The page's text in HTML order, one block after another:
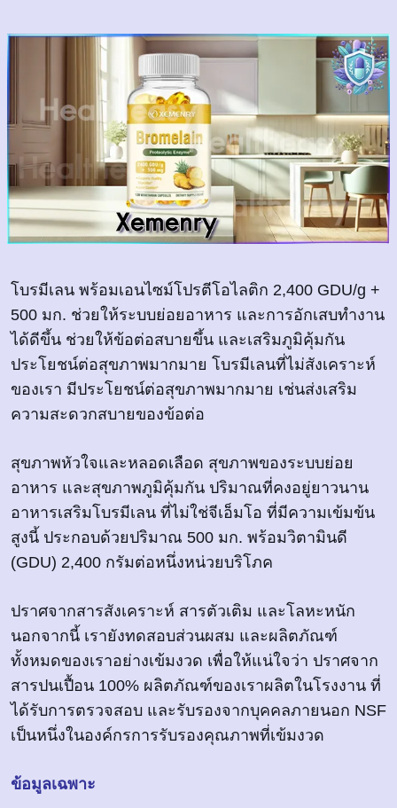
โบรมีเลน พร้อมเอนไซม์โปรตีโอไลติก 2,400 GDU/g +
500 มก. ช่วยให้ระบบย่อยอาหาร และการอักเสบทำงาน
ได้ดีขึ้น ช่วยให้ข้อต่อสบายขึ้น และเสริมภูมิคุ้มกัน
ประโยชน์ต่อสุขภาพมากมาย โบรมีเลนที่ไม่สังเคราะห์
ของเรา มีประโยชน์ต่อสุขภาพมากมาย เช่นส่งเสริม
ความสะดวกสบายของข้อต่อ
สุขภาพหัวใจและหลอดเลือด สุขภาพของระบบย่อย
อาหาร และสุขภาพภูมิคุ้มกัน ปริมาณที่คงอยู่ยาวนาน
อาหารเสริมโบรมีเลน ที่ไม่ใช่จีเอ็มโอ ที่มีความเข้มข้น
สูงนี้ ประกอบด้วยปริมาณ 500 มก. พร้อมวิตามินดี
(GDU) 2,400 กรัมต่อหนึ่งหน่วยบริโภค
ปราศจากสารสังเคราะห์ สารตัวเติม และโลหะหนัก
นอกจากนี้ เรายังทดสอบส่วนผสม และผลิตภัณฑ์
ทั้งหมดของเราอย่างเข้มงวด เพื่อให้แน่ใจว่า ปราศจาก
สารปนเปื้อน 100% ผลิตภัณฑ์ของเราผลิตในโรงงาน ที่
ได้รับการตรวจสอบ และรับรองจากบุคคลภายนอก NSF
เป็นหนึ่งในองค์กรการรับรองคุณภาพที่เข้มงวด
ข้อมูลเฉพาะ